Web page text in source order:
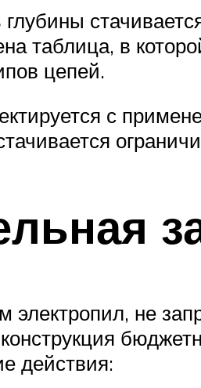
таблица, в
цепей.
с
не
действия: